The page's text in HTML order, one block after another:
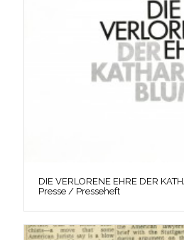
DIE VERLORENE EHRE DER
Presse / Presseheft